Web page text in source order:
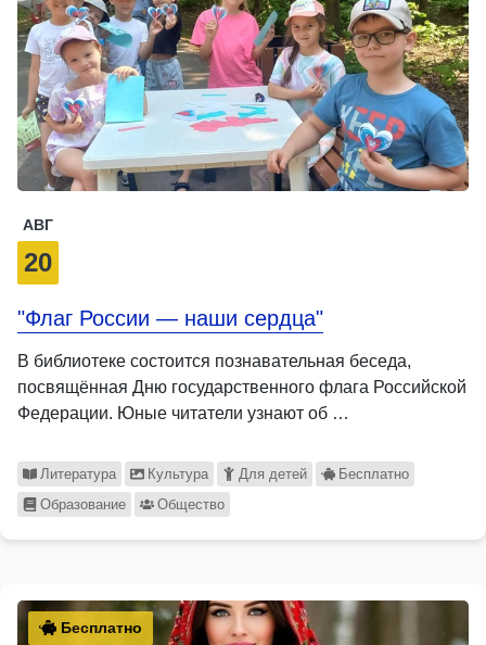
АВГ
20
"Флаг России — наши сердца"
В библиотеке состоится познавательная беседа,
посвящённая Дню государственного флага Российской
Федерации. Юные читатели узнают об …
Литература Культура Для детей
Бесплатно
Образование
Общество
Бесплатно